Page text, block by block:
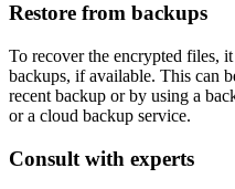
Restore from backups
To recover the encrypted files,
backups, if available. This can
recent backup or by using a
or a cloud backup service.
Consult with experts